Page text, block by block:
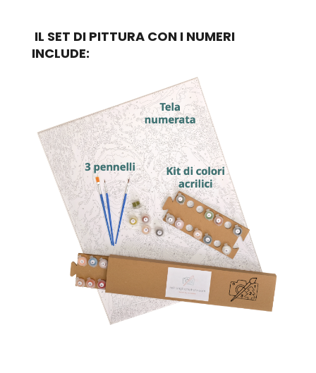
IL SET DI PITTURA CON I NUMERI
INCLUDE: